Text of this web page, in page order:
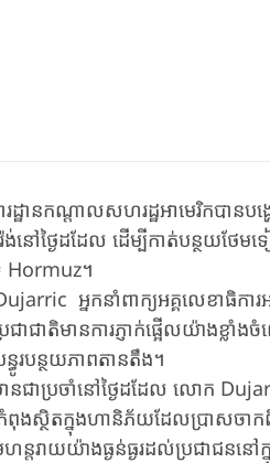
ារដ្ឋានកណ្តាលសហរដ្ឋអាមេរិកបា
ង់នៅថ្ងៃដដែល ដើម្បីកាត់បន្ថយថែម
Hormuz។
អ្នកនាំពាក្យអគ្គលេខាធិកា
ាជាតិមានការភ្ញាក់ផ្អើលយ៉ាងខ្លាំ
ន្ធូរបន្ថយភាពតានតឹង។
ាប្រចាំនៅថ្ងៃដដែល លោក Dujarric
ពុងស្ថិតក្នុងហានិភ័យដែលប្រាសចាក
ន្តរាយយ៉ាងធ្ងន់ធ្ងរដល់ប្រជាជនន